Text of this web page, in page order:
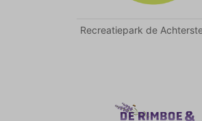
Recreatiepark de